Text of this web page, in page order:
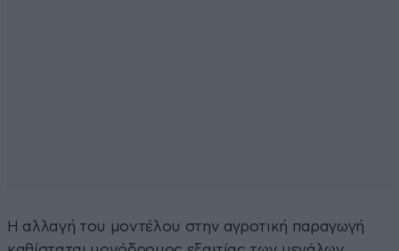
Η αλλαγή του μοντέλου στην αγροτική παραγωγή